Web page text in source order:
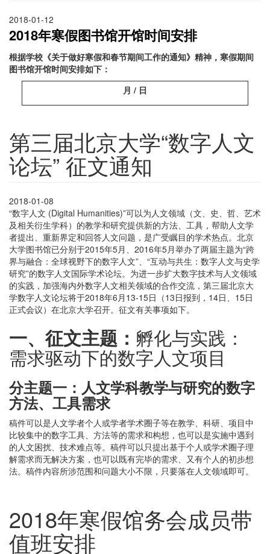
2018-01-12
2018年寒假图书馆开馆时间安排
根据学校《关于做好寒假和春节期间工作的通知》精神，寒假期间
图书馆开馆时间安排如下：
月 / 日
第三届北京大学“数字人文
论坛” 征文通知
2018-01-08
“数字人文 (Digital Humanities)”可以为人文领域（文、史、哲、艺术
及相关衍生学科）的教学和研究提供新的方法、工具，帮助人文学
者提出、重新界定和回答人文问题，是广受瞩目的学术热点。北京
大学图书馆已分别于2015年5月、2016年5月举办了两届主题为“跨
界与融合：全球视野下的数字人文”、“互动与共生：数字人文与史学
研究”的数字人文国际学术论坛。为进一步扩大数字技术与人文领域
的实践，加强海内外数字人文相关领域的合作交流，第三届北京大
学数字人文论坛将于2018年6月13-15日（13日报到，14日、15日
正式会议）在北京大学召开。征文有关事项如下。
一、征文主题： 孵化与实践：
需求驱动下的数字人文项目
分主题一：人文学科教学与研究的数字
方法、工具需求
稿件可以是人文学者个人或学者学术圈子等在教学、科研、项目中
比较集中的数字工具、方法等的需求和构想，也可以是实施中遇到
的人文困扰、技术难点等。稿件可以只提出基于个人或学术圈子理
解需求而无解决方案，也可以既有完毕的需求、又有个人的初步想
法。稿件内容所涉范围和问题大小不限，只要落在人文领域即可。
2018年寒假馆务会成员带
值班安排